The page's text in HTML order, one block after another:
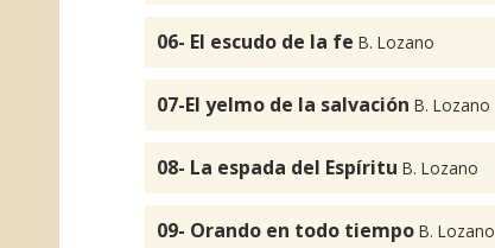
06- El escudo de la fe B. Lozano
07-El yelmo de la salvación B. Lozano
08- La espada del Espíritu B. Lozano
09- Orando en todo tiempo B. Lozano